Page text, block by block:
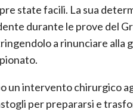
state facili. La sua
durante le prove del
a rinunciare alla
un intervento chirurgico
per prepararsi e